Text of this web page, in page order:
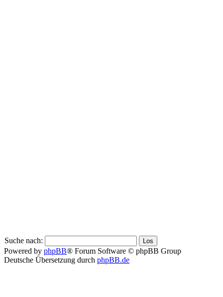
Suche nach:
Powered by phpBB® Forum Software © phpBB Group
Deutsche Übersetzung durch phpBB.de